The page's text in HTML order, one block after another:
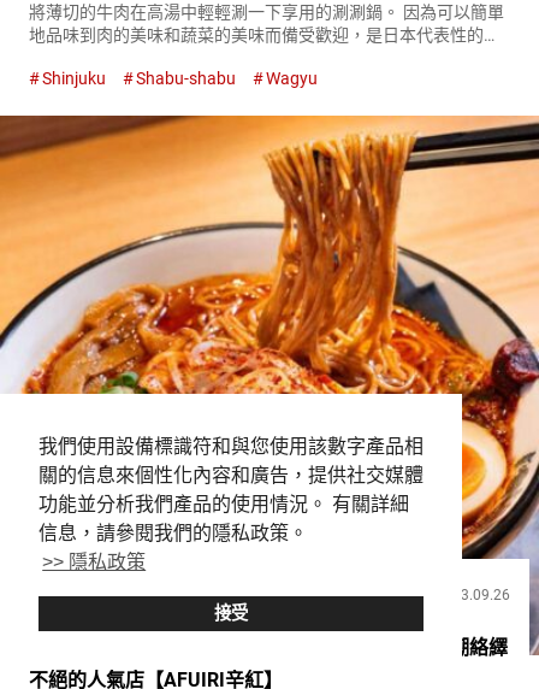
我們使用設備標識符和與您使用該數字產品相
關的信息來個性化內容和廣告，提供社交媒體
功能並分析我們產品的使用情況。 有關詳細
信息，請參閱我們的隱私政策。
>> 隱私政策
接受
將薄切的牛肉在高湯中輕輕涮一下享用的涮涮鍋。 因為可以簡單
地品味到肉的美味和蔬菜的美味而備受歡迎，是日本代表性的鍋
Hachiuma Shinjuku Main S...
Shinjuku Shabu-shabu Wagyu
飲食 2023.09.26
專注於「嗆辣」的AFURI超乎想像！開店後隨即人潮絡繹
不絕的人氣店【AFUIRI辛紅】